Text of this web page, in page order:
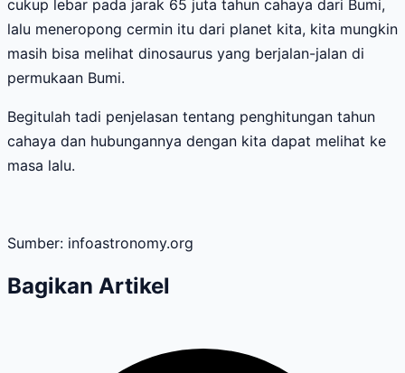
cukup lebar pada jarak 65 juta tahun cahaya dari Bumi,
lalu meneropong cermin itu dari planet kita, kita mungkin
masih bisa melihat dinosaurus yang berjalan-jalan di
permukaan Bumi.
Begitulah tadi penjelasan tentang penghitungan tahun
cahaya dan hubungannya dengan kita dapat melihat ke
masa lalu.
Sumber: infoastronomy.org
Bagikan Artikel